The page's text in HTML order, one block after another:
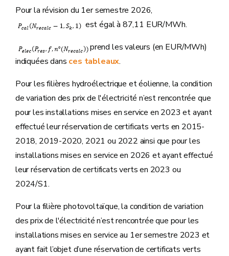
Pour la révision du 1er semestre 2026,
est égal à 87,11 EUR/MWh.
prend les valeurs (en EUR/MWh)
indiquées dans ces tableaux.
Pour les filières hydroélectrique et éolienne, la condition
de variation des prix de l'électricité n’est rencontrée que
pour les installations mises en service en 2023 et ayant
effectué leur réservation de certificats verts en 2015-
2018, 2019-2020, 2021 ou 2022 ainsi que pour les
installations mises en service en 2026 et ayant effectué
leur réservation de certificats verts en 2023 ou
2024/S1.
Pour la filière photovoltaïque, la condition de variation
des prix de l'électricité n’est rencontrée que pour les
installations mises en service au 1er semestre 2023 et
ayant fait l’objet d’une réservation de certificats verts